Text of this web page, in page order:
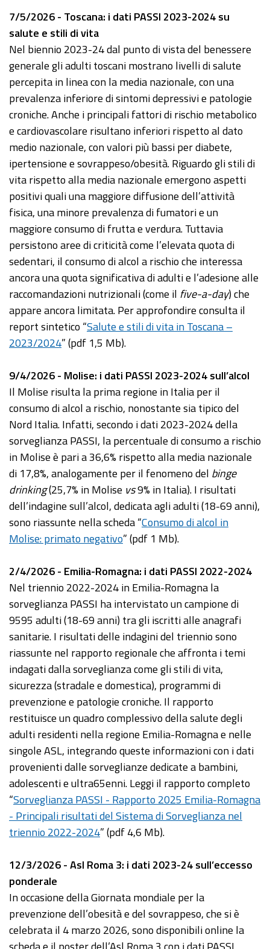
7/5/2026 - Toscana: i dati PASSI 2023-2024 su
salute e stili di vita
Nel biennio 2023-24 dal punto di vista del benessere
generale gli adulti toscani mostrano livelli di salute
percepita in linea con la media nazionale, con una
prevalenza inferiore di sintomi depressivi e patologie
croniche. Anche i principali fattori di rischio metabolico
e cardiovascolare risultano inferiori rispetto al dato
medio nazionale, con valori più bassi per diabete,
ipertensione e sovrappeso/obesità. Riguardo gli stili di
vita rispetto alla media nazionale emergono aspetti
positivi quali una maggiore diffusione dell’attività
fisica, una minore prevalenza di fumatori e un
maggiore consumo di frutta e verdura. Tuttavia
persistono aree di criticità come l’elevata quota di
sedentari, il consumo di alcol a rischio che interessa
ancora una quota significativa di adulti e l’adesione alle
raccomandazioni nutrizionali (come il five-a-day) che
appare ancora limitata. Per approfondire consulta il
report sintetico “Salute e stili di vita in Toscana –
2023/2024” (pdf 1,5 Mb).
9/4/2026 - Molise: i dati PASSI 2023-2024 sull’alcol
Il Molise risulta la prima regione in Italia per il
consumo di alcol a rischio, nonostante sia tipico del
Nord Italia. Infatti, secondo i dati 2023-2024 della
sorveglianza PASSI, la percentuale di consumo a rischio
in Molise è pari a 36,6% rispetto alla media nazionale
di 17,8%, analogamente per il fenomeno del binge
drinking(25,7% in Molise vs9% in Italia). I risultati
dell’indagine sull’alcol, dedicata agli adulti (18-69 anni),
sono riassunte nella scheda “Consumo di alcol in
Molise: primato negativo” (pdf 1 Mb).
2/4/2026 - Emilia-Romagna: i dati PASSI 2022-2024
Nel triennio 2022-2024 in Emilia-Romagna la
sorveglianza PASSI ha intervistato un campione di
9595 adulti (18-69 anni) tra gli iscritti alle anagrafi
sanitarie. I risultati delle indagini del triennio sono
riassunte nel rapporto regionale che affronta i temi
indagati dalla sorveglianza come gli stili di vita,
sicurezza (stradale e domestica), programmi di
prevenzione e patologie croniche. Il rapporto
restituisce un quadro complessivo della salute degli
adulti residenti nella regione Emilia-Romagna e nelle
singole ASL, integrando queste informazioni con i dati
provenienti dalle sorveglianze dedicate a bambini,
adolescenti e ultra65enni. Leggi il rapporto completo
“Sorveglianza PASSI - Rapporto 2025 Emilia-Romagna
- Principali risultati del Sistema di Sorveglianza nel
triennio 2022-2024” (pdf 4,6 Mb).
12/3/2026 - Asl Roma 3: i dati 2023-24 sull’eccesso
ponderale
In occasione della Giornata mondiale per la
prevenzione dell’obesità e del sovrappeso, che si è
celebrata il 4 marzo 2026, sono disponibili online la